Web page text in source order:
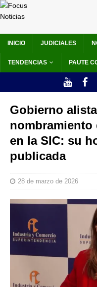
INICIO JUDICIALES
TENDENCIAS PAUTE
Gobierno
nombramiento
en la SIC: su
publicada
28 de marzo de 2026